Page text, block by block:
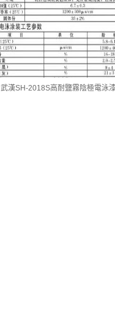
武漢SH-2018S高耐鹽霧陰極電泳